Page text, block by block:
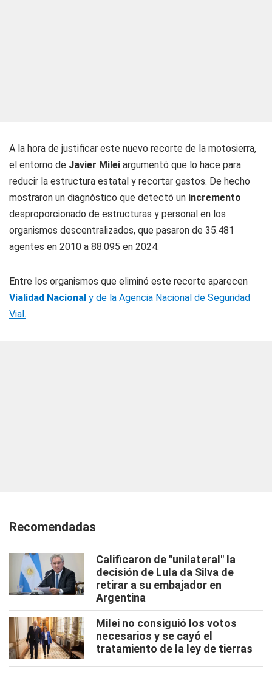
A la hora de justificar este nuevo recorte de la motosierra,
el entorno de Javier Milei argumentó que lo hace para
reducir la estructura estatal y recortar gastos. De hecho
mostraron un diagnóstico que detectó un incremento
desproporcionado de estructuras y personal en los
organismos descentralizados, que pasaron de 35.481
agentes en 2010 a 88.095 en 2024.
Entre los organismos que eliminó este recorte aparecen
Vialidad Nacional y de la Agencia Nacional de Seguridad
Vial.
Recomendadas
Calificaron de "unilateral" la
decisión de Lula da Silva de
retirar a su embajador en
Argentina
Milei no consiguió los votos
necesarios y se cayó el
tratamiento de la ley de tierras